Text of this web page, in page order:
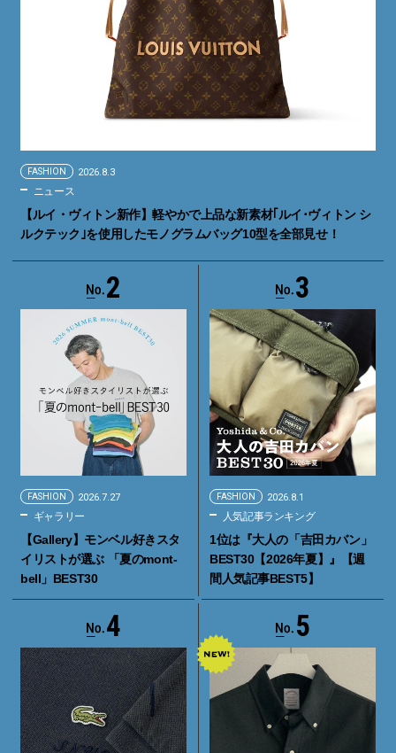
FASHION 2026.8.3
ニュース
【ルイ・ヴィトン新作】軽やかで上品な新素材｢ルイ･ヴィトン シ
ルクテック｣を使用したモノグラムバッグ10型を全部見せ！
2
FASHION 2026.7.27
ギャラリー
【Gallery】モンベル好きスタ
イリストが選ぶ 「夏のmont-
bell」BEST30
3
FASHION 2026.8.1
人気記事ランキング
1位は『大人の「吉田カバン」
BEST30【2026年夏】』【週
間人気記事BEST5】
4 5